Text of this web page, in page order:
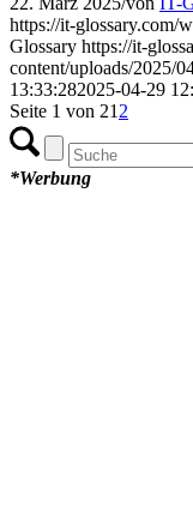
https://it-glossary.com/
Glossary https://it-
content/uploads/2025/
13:33:282025-04-29
Seite 1 von 21 2
*Werbung